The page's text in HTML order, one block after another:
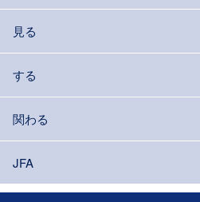
見る
する
関わる
JFA